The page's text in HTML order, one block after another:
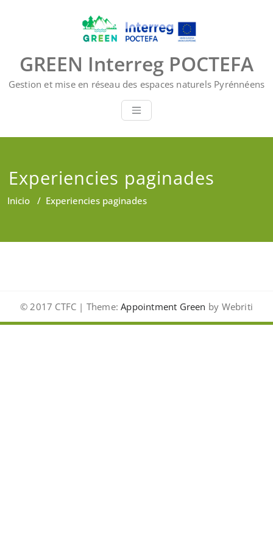
GREEN Interreg POCTEFA
Gestion et mise en réseau des espaces naturels Pyrénnéens
Experiencies paginades
Inicio / Experiencies paginades
© 2017 CTFC | Theme: Appointment Green by Webriti